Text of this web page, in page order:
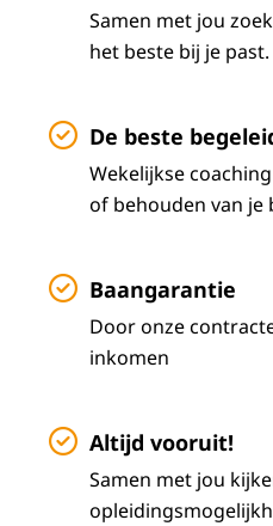
Samen met jou
het beste bij je past.
De beste
Wekelijkse
of behouden van je
Baangarantie
Door onze
inkomen
Altijd vooruit!
Samen met jou